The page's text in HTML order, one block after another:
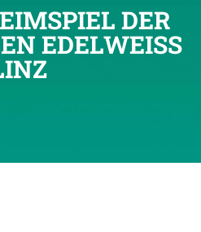
DER
EDELWEISS L